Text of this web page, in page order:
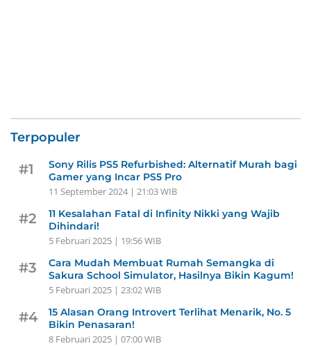
Terpopuler
#1
Sony Rilis PS5 Refurbished: Alternatif Murah bagi
Gamer yang Incar PS5 Pro
11 September 2024 | 21:03 WIB
#2
11 Kesalahan Fatal di Infinity Nikki yang Wajib
Dihindari!
5 Februari 2025 | 19:56 WIB
#3
Cara Mudah Membuat Rumah Semangka di
Sakura School Simulator, Hasilnya Bikin Kagum!
5 Februari 2025 | 23:02 WIB
#4
15 Alasan Orang Introvert Terlihat Menarik, No. 5
Bikin Penasaran!
8 Februari 2025 | 07:00 WIB